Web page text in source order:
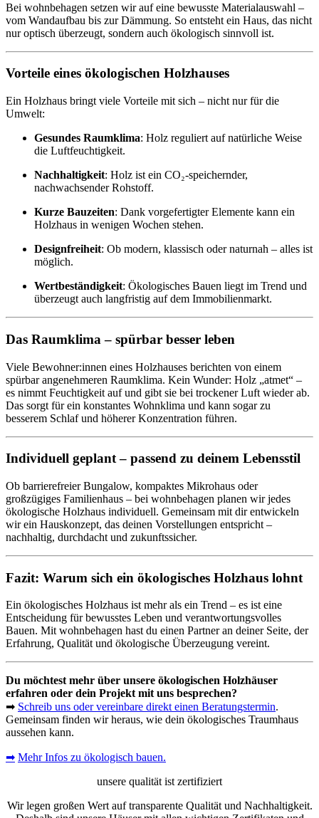
Bei wohnbehagen setzen wir auf eine bewusste Materialauswahl –
vom Wandaufbau bis zur Dämmung. So entsteht ein Haus, das nicht
nur optisch überzeugt, sondern auch ökologisch sinnvoll ist.
Vorteile eines ökologischen Holzhauses
Ein Holzhaus bringt viele Vorteile mit sich – nicht nur für die
Umwelt:
Gesundes Raumklima: Holz reguliert auf natürliche Weise
die Luftfeuchtigkeit.
Nachhaltigkeit: Holz ist ein CO₂-speichernder,
nachwachsender Rohstoff.
Kurze Bauzeiten: Dank vorgefertigter Elemente kann ein
Holzhaus in wenigen Wochen stehen.
Designfreiheit: Ob modern, klassisch oder naturnah – alles ist
möglich.
Wertbeständigkeit: Ökologisches Bauen liegt im Trend und
überzeugt auch langfristig auf dem Immobilienmarkt.
Das Raumklima – spürbar besser leben
Viele Bewohner:innen eines Holzhauses berichten von einem
spürbar angenehmeren Raumklima. Kein Wunder: Holz „atmet“ –
es nimmt Feuchtigkeit auf und gibt sie bei trockener Luft wieder ab.
Das sorgt für ein konstantes Wohnklima und kann sogar zu
besserem Schlaf und höherer Konzentration führen.
Individuell geplant – passend zu deinem Lebensstil
Ob barrierefreier Bungalow, kompaktes Mikrohaus oder
großzügiges Familienhaus – bei wohnbehagen planen wir jedes
ökologische Holzhaus individuell. Gemeinsam mit dir entwickeln
wir ein Hauskonzept, das deinen Vorstellungen entspricht –
nachhaltig, durchdacht und zukunftssicher.
Fazit: Warum sich ein ökologisches Holzhaus lohnt
Ein ökologisches Holzhaus ist mehr als ein Trend – es ist eine
Entscheidung für bewusstes Leben und verantwortungsvolles
Bauen. Mit wohnbehagen hast du einen Partner an deiner Seite, der
Erfahrung, Qualität und ökologische Überzeugung vereint.
Du möchtest mehr über unsere ökologischen Holzhäuser
erfahren oder dein Projekt mit uns besprechen?
➡ Schreib uns oder vereinbare direkt einen Beratungstermin.
Gemeinsam finden wir heraus, wie dein ökologisches Traumhaus
aussehen kann.
➡ Mehr Infos zu ökologisch bauen.
unsere qualität ist zertifiziert
Wir legen großen Wert auf transparente Qualität und Nachhaltigkeit.